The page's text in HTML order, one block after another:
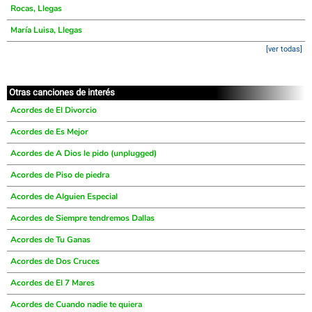
Rocas, Llegas
María Luisa, Llegas
[ver todas]
Otras canciones de interés
Acordes de El Divorcio
Acordes de Es Mejor
Acordes de A Dios le pido (unplugged)
Acordes de Piso de piedra
Acordes de Alguien Especial
Acordes de Siempre tendremos Dallas
Acordes de Tu Ganas
Acordes de Dos Cruces
Acordes de El 7 Mares
Acordes de Cuando nadie te quiera